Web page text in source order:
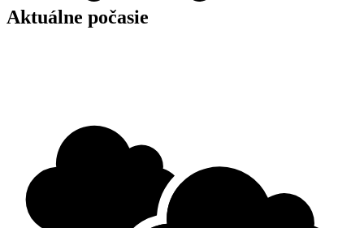
Aktuálne počasie